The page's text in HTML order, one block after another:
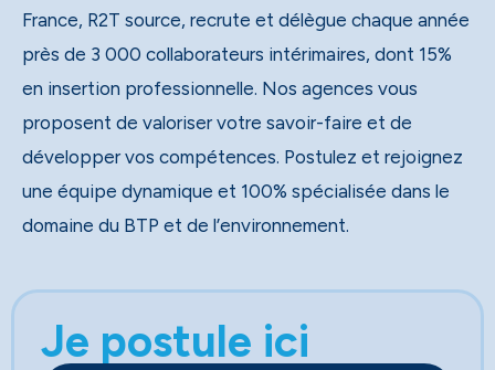
France, R2T source, recrute et délègue chaque année
près de 3 000 collaborateurs intérimaires, dont 15%
en insertion professionnelle. Nos agences vous
proposent de valoriser votre savoir-faire et de
développer vos compétences. Postulez et rejoignez
une équipe dynamique et 100% spécialisée dans le
domaine du BTP et de l’environnement.
Je postule ici